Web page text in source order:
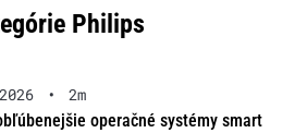
Philips
•
2m
operačné systémy smart